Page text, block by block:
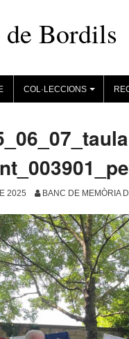
Bordils
+
COL·LECCIONS
2025 BANC DE MEMÒRIA